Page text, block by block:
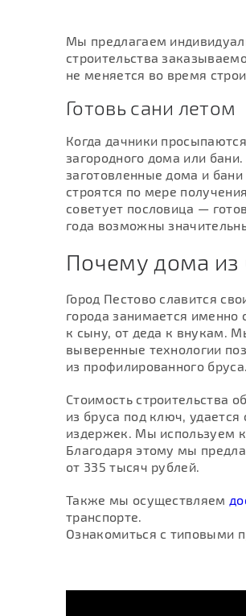
Мы предлагаем
строительства
не меняется во время
Готовь сани летом
Когда дачники
загородного дома или
заготовленные дома и
строятся по мере
советует пословица —
года возможны
Почему дома из
Город Пестово славится
города занимается именно
к сыну, от деда к внукам.
выверенные технологии
из профилированного бруса.
Стоимость строительства
из бруса под ключ,
издержек. Мы используем
Благодаря этому мы
от 335 тысяч рублей.
Также мы осуществляем
транспорте.
Ознакомиться с типовыми